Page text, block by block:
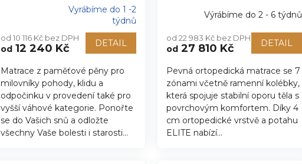
produktu
je
z
5
hvězdiček.
Vyrábíme do 1 -2
týdnů
od 10 116 Kč bez DPH
od 12 240 Kč DETAIL
Matrace z paměťové pěny pro
milovníky pohody, klidu a
odpočinku v provedení také pro
vyšší váhové kategorie. Ponořte
se do Vašich snů a odložte
všechny Vaše bolesti i starosti...
Výrábíme do 2 - 6 týdnů
od 22 983 Kč bez DPH
od27 810 Kč DETAIL
Pevná ortopedická matrace se 7
zónami včetně ramenní kolébky,
která spojuje stabilní oporu těla s
povrchovým komfortem. Díky 4
cm ortopedické vrstvě a potahu
ELITE nabízí...